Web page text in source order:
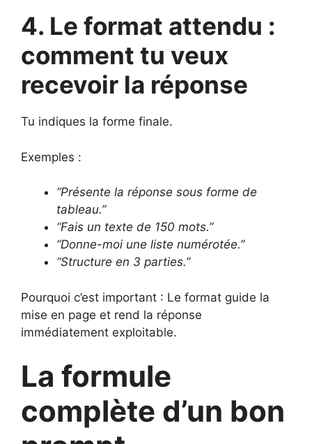
4. Le format attendu :
comment tu veux
recevoir la réponse
Tu indiques la forme finale.
Exemples :
“Présente la réponse sous forme de
tableau.”
“Fais un texte de 150 mots.”
“Donne-moi une liste numérotée.”
“Structure en 3 parties.”
Pourquoi c’est important : Le format guide la
mise en page et rend la réponse
immédiatement exploitable.
La formule
complète d’un bon